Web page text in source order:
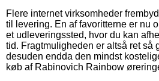
Flere internet virksomheder
til levering. En af favoritterne er nu
et udleveringssted, hvor du kan
tid. Fragtmuligheden er altså ret så
desuden endda den mindst
køb af Rabinovich Rainbow